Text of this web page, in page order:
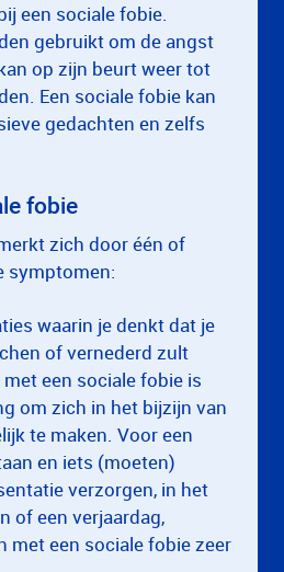
een sociale fobie.
gebruikt om de angst
op zijn beurt weer tot
Een sociale fobie kan
gedachten en zelfs
fobie
zich door één of
symptomen:
waarin je denkt dat je
of vernederd zult
een sociale fobie is
om zich in het bijzijn van
te maken. Voor een
en iets (moeten)
verzorgen, in het
of een verjaardag,
met een sociale fobie zeer